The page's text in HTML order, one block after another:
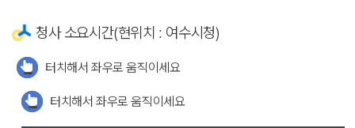
청사 소요시간(현위치 : 여수시청)
터치해서 좌우로 움직이세요
터치해서 좌우로 움직이세요